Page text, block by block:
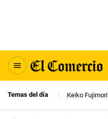
Temas del día Keiko Fujimori